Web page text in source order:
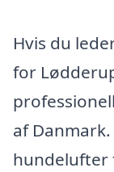
Hvis du
for
af
hundelufter